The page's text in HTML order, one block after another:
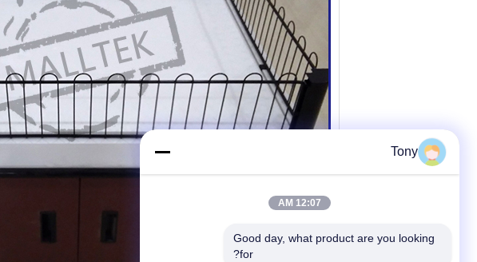
Tony
12:07 AM
Good day, what product are you looking
for?